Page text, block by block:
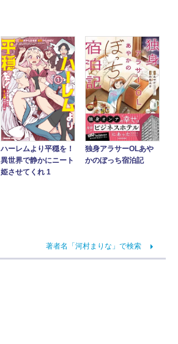
ハーレムより平穏を！
異世界で静かにニート
姫させてくれ 1
独身アラサーOLあや
かのぼっち宿泊記
著者名「河村まりな」で検索